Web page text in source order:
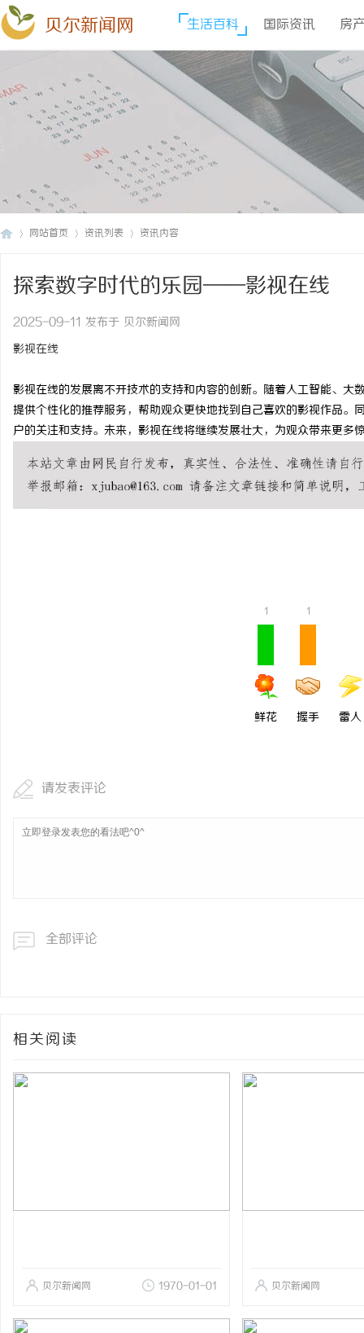
贝尔新闻网 生活百科 国际资讯 房
网站首页 资讯列表 资讯内容
探索数字时代的乐园——影视在线
2025-09-11 发布于 贝尔新闻网
影视在线
影视在线的发展离不开技术的支持和内容的创新。随着人工智能、
提供个性化的推荐服务，帮助观众更快地找到自己喜欢的影视作品
户的关注和支持。未来，影视在线将继续发展壮大，为观众带来更多
1
鲜花
1
握手 雷人
请发表评论
全部评论
相关阅读
贝尔新闻网 1970-01-01 贝尔新闻网